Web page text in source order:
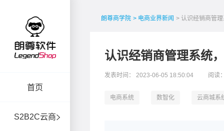
首页
S2B2C云商
朗尊商学院 > 电商业界新闻 > 认识经销商管
认识经销商管理系统
发表时间： 2023-06-05 18:50:04 阅读
电商系统 数智化 云商城系